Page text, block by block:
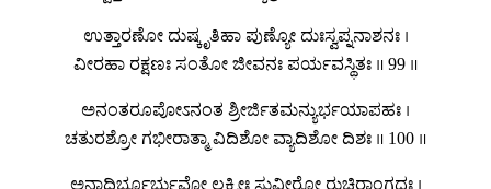
ಉತ್ತಾರಣೋ ದುಷ್ಕೃತಿಹಾ ಪುಣ್ಯೋ ದುಃಸ್ವಪ್ನನಾಶನಃ ।
ವೀರಹಾ ರಕ್ಷಣಃ ಸಂತೋ ಜೀವನಃ ಪರ್ಯವಸ್ಥಿತಃ ॥ 99 ॥
ಅನಂತರೂಪೋಽನಂತ ಶ್ರೀರ್ಜಿತಮನ್ಯುರ್ಭಯಾಪಹಃ ।
ಚತುರಶ್ರೋ ಗಭೀರಾತ್ಮಾ ವಿದಿಶೋ ವ್ಯಾದಿಶೋ ದಿಶಃ ॥ 100 ॥
ಅನಾದಿರ್ಭೂರ್ಭುವೋ ಲಕ್ಷ್ಮೀಃ ಸುವೀರೋ ರುಚಿರಾಂಗದಃ ।